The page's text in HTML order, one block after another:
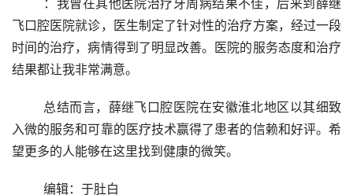
飞口腔医院就诊，医生制定了针对性的治疗方案，经过一段
时间的治疗，病情得到了明显改善。医院的服务态度和治疗
结果都让我非常满意。
入微的服务和可靠的医疗技术赢得了患者的信赖和好评。希
望更多的人能够在这里找到健康的微笑。
	编辑：于肚白